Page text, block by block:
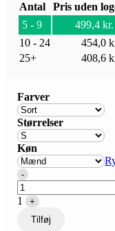
Antal
Pris uden
5 - 9
499,4 kr.
10 - 24
454,0
25+
408,6
Farver
Størrelser
Køn
Quantity
-
1
+
Tilføj